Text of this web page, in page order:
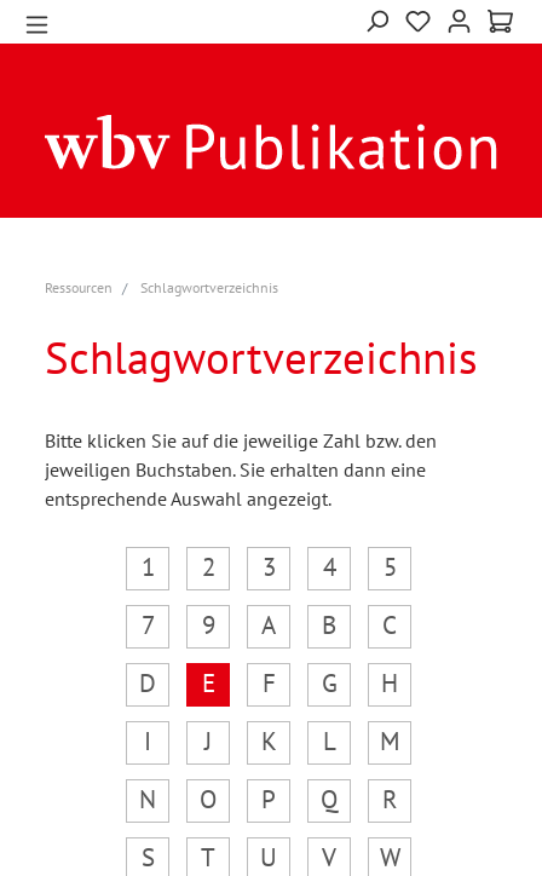
Ressourcen Schlagwortverzeichnis
Schlagwortverzeichnis
Bitte klicken Sie auf die jeweilige Zahl bzw. den
jeweiligen Buchstaben. Sie erhalten dann eine
entsprechende Auswahl angezeigt.
1 2 3 4
5
7
9 A B
C
D
E F G
H
I
J K L
M
N
O P Q
R
S
T U V
W